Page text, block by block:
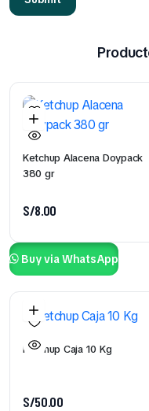
Ketchup Alacena Doypack
380 gr
S/8.00
Buy via WhatsApp
Ketchup Caja 10 Kg
S/50.00